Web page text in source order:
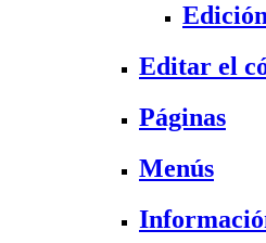
Editar el
Páginas
Menús